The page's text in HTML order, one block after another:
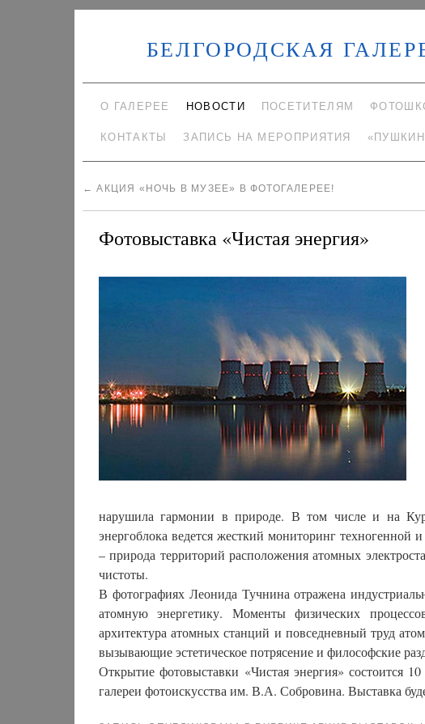
БЕЛГОРОДСКАЯ
О ГАЛЕРЕЕ НОВОСТИ ПОСЕТИТЕЛЯМ
КОНТАКТЫ ЗАПИСЬ НА МЕРОПРИЯТИЯ
← АКЦИЯ «НОЧЬ В МУЗЕЕ» В ФОТОГАЛЕРЕЕ!
Фотовыставка «Чистая энергия»
нарушила гармонии в природе. В том числе и на
энергоблока ведется жесткий мониторинг техногенной
– природа территорий расположения атомных
чистоты.
В фотографиях Леонида Тучнина отражена
атомную энергетику. Моменты физических
архитектура атомных станций и повседневный труд
вызывающие эстетическое потрясение и философские
Открытие фотовыставки «Чистая энергия» состоится
галереи фотоискусства им. В.А. Собровина. Выставка